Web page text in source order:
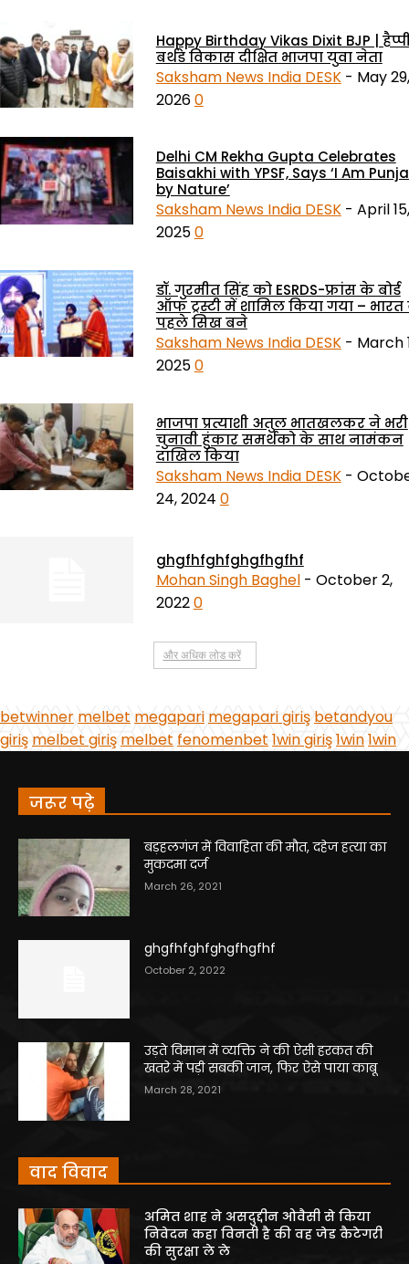
जरूर पढ़े
बड़हलगंज में विवाहिता की मौत, दहेज हत्या का
मुकदमा दर्ज
March 26, 2021
ghgfhfghfghgfhgfhf
October 2, 2022
उड़ते विमान में व्यक्ति ने की ऐसी हरकत की
खतरे में पड़ी सबकी जान, फिर ऐसे पाया काबू
March 28, 2021
वाद विवाद
अमित शाह ने असदुद्दीन ओवैसी से किया
निवेदन कहा विनती है की वह जेड कैटेगरी
की सुरक्षा ले ले